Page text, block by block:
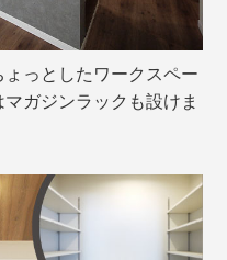
っとしたワークスペー
ガジンラックも設けま